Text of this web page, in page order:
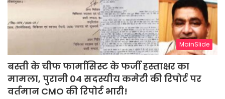
MainSlide
बस्ती के चीफ फार्मासिस्ट के फर्जी हस्ताक्षर का
मामला, पुरानी 04 सदस्यीय कमेटी की रिपोर्ट पर
वर्तमान CMO की रिपोर्ट भारी!